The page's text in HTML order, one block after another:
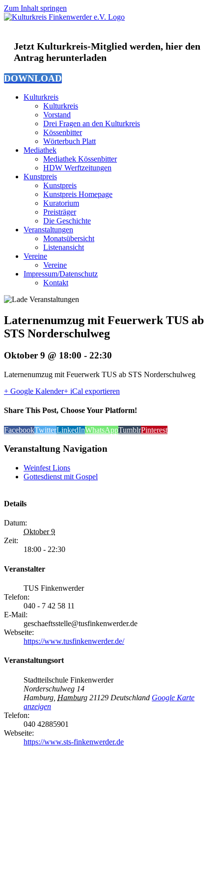
Zum Inhalt springen
Jetzt Kulturkreis-Mitglied werden, hier den
Antrag herunterladen
DOWNLOAD
Kulturkreis
Kulturkreis
Vorstand
Drei Fragen an den Kulturkreis
Kössenbitter
Wörterbuch Platt
Mediathek
Mediathek Kössenbitter
HDW Werftzeitungen
Kunstpreis
Kunstpreis
Kunstpreis Homepage
Kuratorium
Preisträger
Die Geschichte
Veranstaltungen
Monatsübersicht
Listenansicht
Vereine
Vereine
Impressum/Datenschutz
Kontakt
Laternenumzug mit Feuerwerk TUS ab
STS Norderschulweg
Oktober 9 @ 18:00 - 22:30
Laternenumzug mit Feuerwerk TUS ab STS Norderschulweg
+ Google Kalender+ iCal exportieren
Share This Post, Choose Your Platform!
FacebookTwitterLinkedInWhatsAppTumblrPinterest
Veranstaltung Navigation
Weinfest Lions
Gottesdienst mit Gospel
Details
Datum:
Oktober 9
Zeit:
18:00 - 22:30
Veranstalter
TUS Finkenwerder
Telefon:
040 - 7 42 58 11
E-Mail:
geschaeftsstelle@tusfinkenwerder.de
Webseite:
https://www.tusfinkenwerder.de/
Veranstaltungsort
Stadtteilschule Finkenwerder
Norderschulweg 14
Hamburg Hamburg 21129 Deutschland Google Karte
anzeigen
Telefon:
040 42885901
Webseite:
https://www.sts-finkenwerder.de